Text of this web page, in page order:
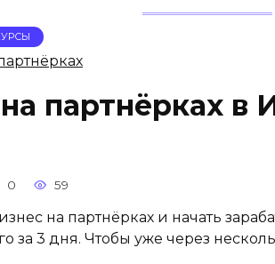
партнёрках в
0 59
на партнёрках и начать
за 3 дня. Чтобы уже через